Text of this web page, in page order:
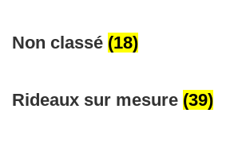
Non classé (18)
Rideaux sur mesure (39)